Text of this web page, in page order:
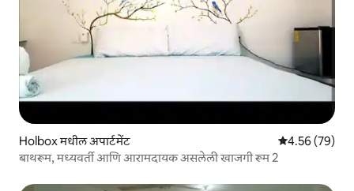
Holbox मधील अपार्टमेंट 5 पैकी 4.56
4.56 (79)
बाथरूम, मध्यवर्ती आणि आरामदायक असलेली खाजगी रूम 2